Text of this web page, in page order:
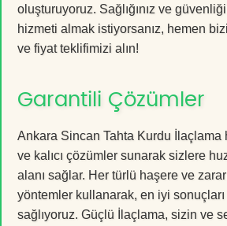
oluşturuyoruz. Sağlığınız ve
hizmeti almak istiyorsanız, hemen
ve fiyat teklifimizi alın!
Garantili Çözümler
Ankara Sincan Tahta Kurdu İlaçlama
ve kalıcı çözümler sunarak sizlere
alanı sağlar. Her türlü haşere ve
yöntemler kullanarak, en iyi
sağlıyoruz. Güçlü İlaçlama, sizin ve